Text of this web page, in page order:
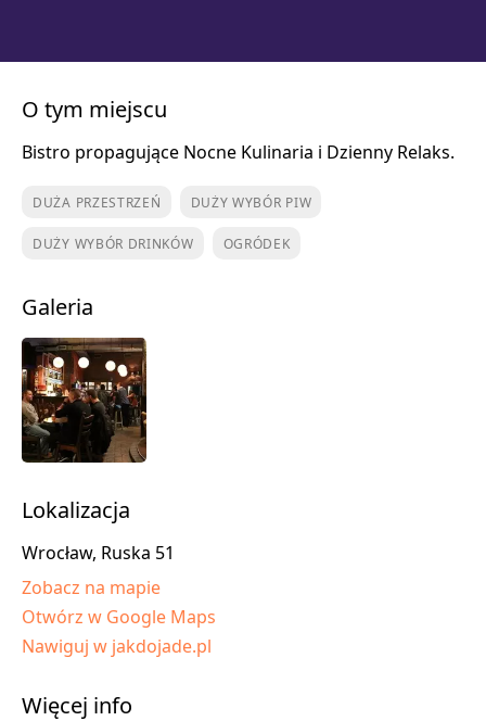
O tym miejscu
Bistro propagujące Nocne Kulinaria i Dzienny Relaks.
DUŻA PRZESTRZEŃ DUŻY WYBÓR PIW
DUŻY WYBÓR DRINKÓW OGRÓDEK
Galeria
Lokalizacja
Wrocław, Ruska 51
Zobacz na mapie
Otwórz w Google Maps
Nawiguj w jakdojade.pl
Więcej info